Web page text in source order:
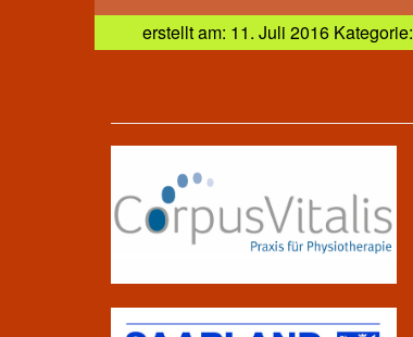
erstellt am: 11. Juli 2016 Kategorie: